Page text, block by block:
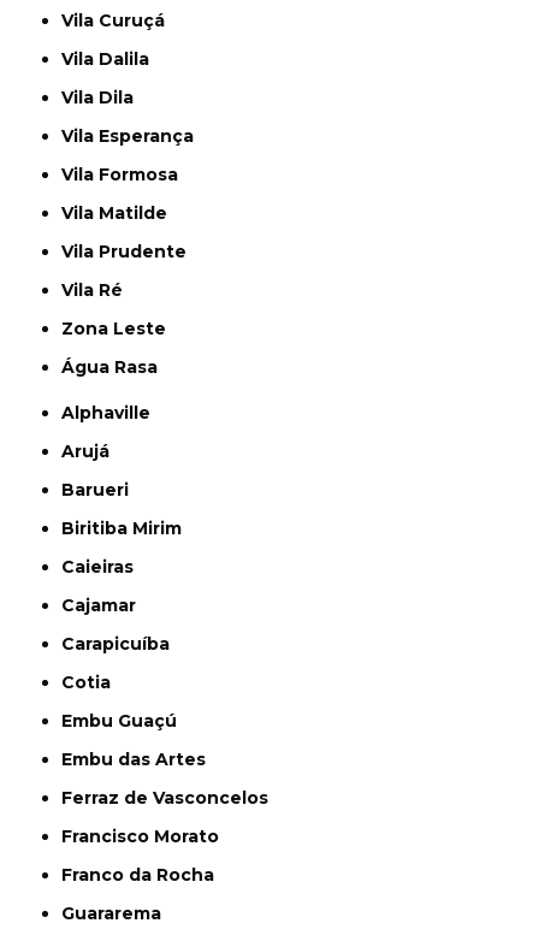
Vila Curuçá
Vila Dalila
Vila Dila
Vila Esperança
Vila Formosa
Vila Matilde
Vila Prudente
Vila Ré
Zona Leste
Água Rasa
Alphaville
Arujá
Barueri
Biritiba Mirim
Caieiras
Cajamar
Carapicuíba
Cotia
Embu Guaçú
Embu das Artes
Ferraz de Vasconcelos
Francisco Morato
Franco da Rocha
Guararema